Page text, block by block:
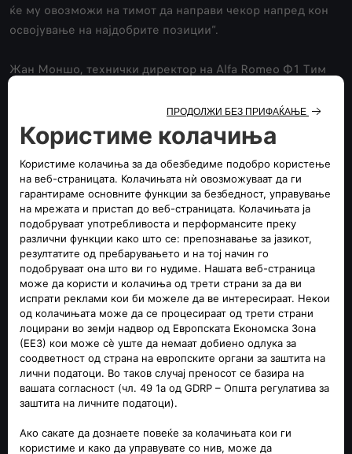
ќе му овозможи на тимот да направи чекор напред кон
освојување на најдобрите позиции“.
Жан Моншо, технички директор на Аlfa Romeo Ф1 Тим
почеток на новата сезона. Сепак, знаеме дека оваа
презентација е само еден чекор на многу подолго
патување на кое целиот персонал во Хинвил
инвестираше многу време, ресурси и енергија. Дизајнот
и конструкцијата на овој автомобил беше огромен
потфат и многу се гордееме со резултатот, но нашата
работа сè уште не е завршена. Како и секогаш со нов
правилник, развојот ќе биде значаен во текот на оваа
сезона и мора да продолжиме да ги подобруваме
перформансите на C42 за да напредуваме кон целите
што си ги поставивме.“
Валтери Ботас, возач на Аlfa Romeo Ф1 Тим ОРЛЕН:
„Импресиониран сум од нашиот нов автомобил, C42. Тоа
е мојот прв болид на Аlfa Romeo Ф1 Тим ОРЛЕН, што го
прави посебен, и навистина со нетрпение очекувам да го
возбудливо што не знам што би можело да се случи на